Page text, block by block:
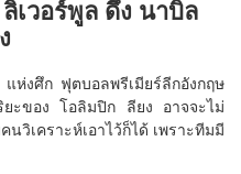
เวอร์พูล ดึง นาบิล
ห่งศึก ฟุตบอลพรีเมียร์ลีกอังกฤษ
ะของ โอลิมปิก ลียง อาจจะไม่
วิเคราะห์เอาไว้ก็ได้ เพราะทีมมี